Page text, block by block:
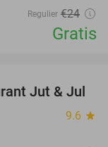
Regulier €24
Gratis
35%
Jut & Jul
9.6 star